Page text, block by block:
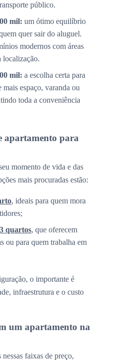
público.
mil: um ótimo equilíbrio
quer sair do aluguel.
modernos com áreas
localização.
mil: a escolha certa para
espaço, varanda ou
toda a conveniência
apartamento para
momento de vida e das
mais procuradas estão:
, ideais para quem mora
quartos, que oferecem
ou para quem trabalha em
o importante é
infraestrutura e o custo
um apartamento na
faixas de preço,